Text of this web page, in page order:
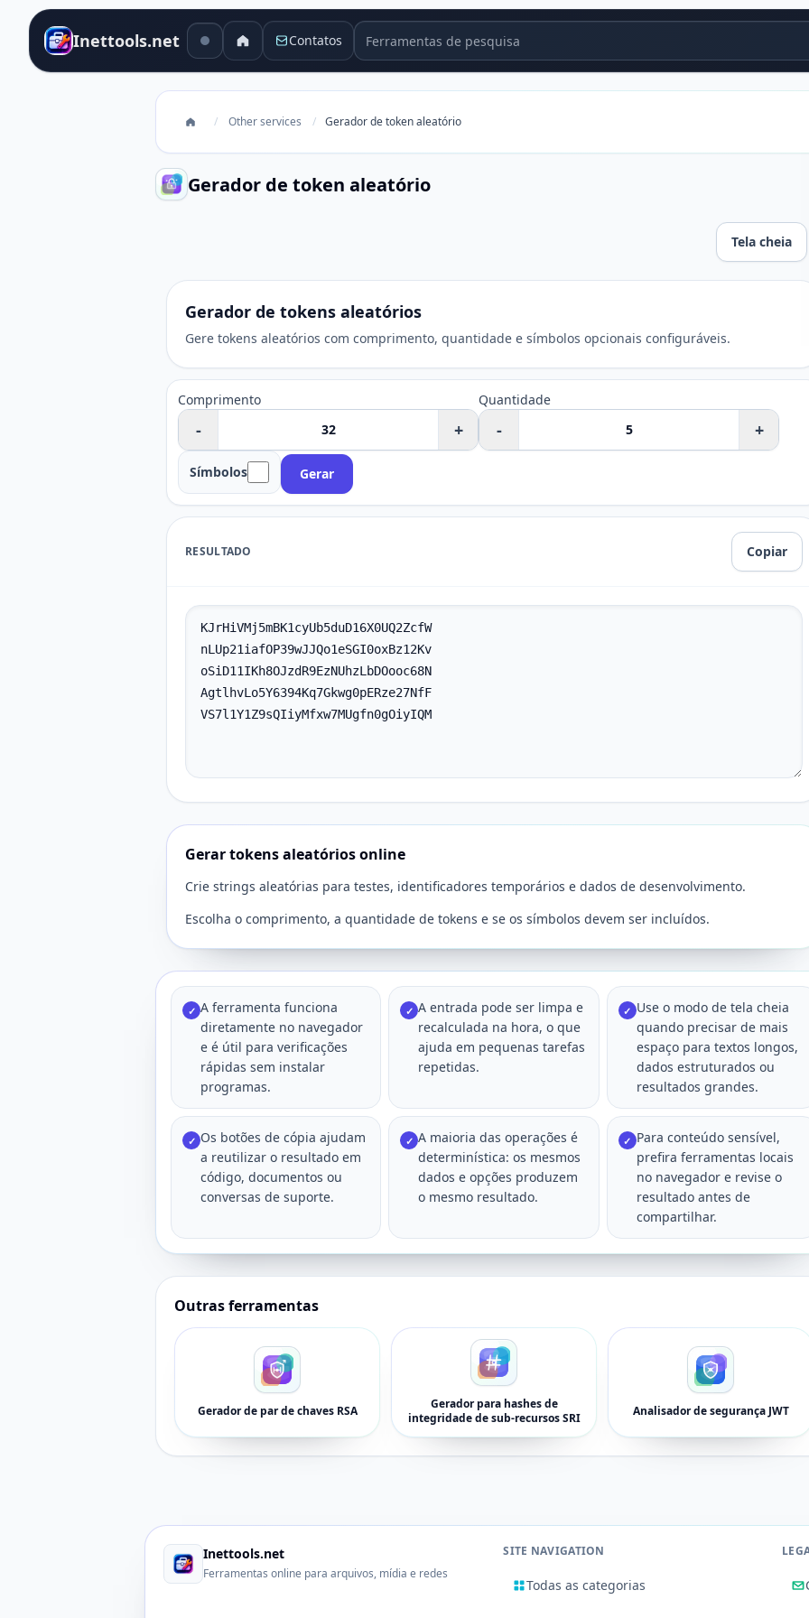
Inettools.net Contatos Ferramentas de pesquisa
/ Other services / Gerador de token aleatório
Gerador de token aleatório
Tela cheia
Gerador de tokens aleatórios
Gere tokens aleatórios com comprimento, quantidade e símbolos opcionais configuráveis.
Comprimento
- +
Quantidade
- +
Símbolos Gerar
RESULTADO Copiar
Gerar tokens aleatórios online
Crie strings aleatórias para testes, identificadores temporários e dados de desenvolvimento.
Escolha o comprimento, a quantidade de tokens e se os símbolos devem ser incluídos.
✓ A ferramenta funciona
diretamente no navegador
e é útil para verificações
rápidas sem instalar
programas.
✓ A entrada pode ser limpa e
recalculada na hora, o que
ajuda em pequenas tarefas
repetidas.
✓ Use o modo de tela cheia
quando precisar de mais
espaço para textos longos,
dados estruturados ou
resultados grandes.
✓ Os botões de cópia ajudam
a reutilizar o resultado em
código, documentos ou
conversas de suporte.
✓ A maioria das operações é
determinística: os mesmos
dados e opções produzem
o mesmo resultado.
✓ Para conteúdo sensível,
prefira ferramentas locais
no navegador e revise o
resultado antes de
compartilhar.
Outras ferramentas
Gerador de par de chaves RSA
Gerador para hashes de
integridade de sub-recursos SRI
Analisador de segurança JWT
Inettools.net
Ferramentas online para arquivos, mídia e redes
SITE NAVIGATION
Todas as categorias